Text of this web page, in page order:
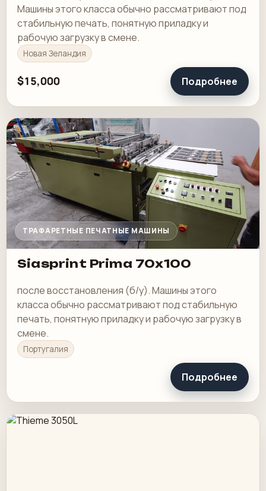
Машины этого класса обычно рассматривают под
стабильную печать, понятную приладку и
рабочую загрузку в смене.
Новая Зеландия
$15,000 Подробнее
ТРАФАРЕТНЫЕ ПЕЧАТНЫЕ МАШИНЫ
Siasprint Prima 70x100
после восстановления (б/у). Машины этого
класса обычно рассматривают под стабильную
печать, понятную приладку и рабочую загрузку в
смене.
Португалия
Подробнее